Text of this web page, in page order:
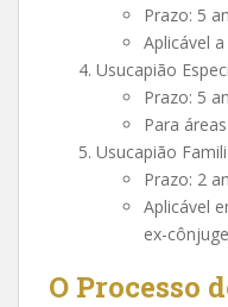
Prazo: 5
Aplicável
Usucapião
Prazo: 5
Para
Usucapião
Prazo: 2
Aplicável
ex-
O Processo